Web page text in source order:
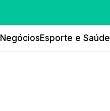
NegóciosEsporte e Saúde